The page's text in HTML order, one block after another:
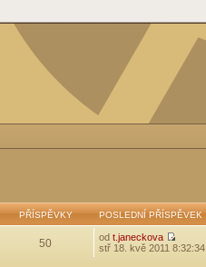
PŘÍSPĚVKY POSLEDNÍ PŘÍSPĚVEK
50 od t.janeckova
stř 18. kvě 2011 8:32:34